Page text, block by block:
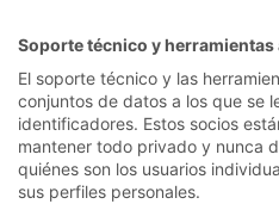
Soporte técnico y
El soporte técnico y las
conjuntos de datos a los que se
identificadores. Estos socios
mantener todo privado y nunca
quiénes son los usuarios
sus perfiles personales.